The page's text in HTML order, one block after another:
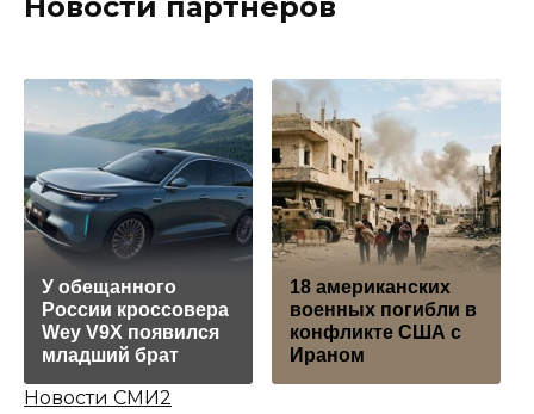
Новости партнёров
У обещанного
России кроссовера
Wey V9X появился
младший брат
18 американских
военных погибли в
конфликте США с
Ираном
Новости СМИ2